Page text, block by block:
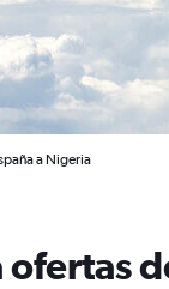
a Nigeria
ofertas